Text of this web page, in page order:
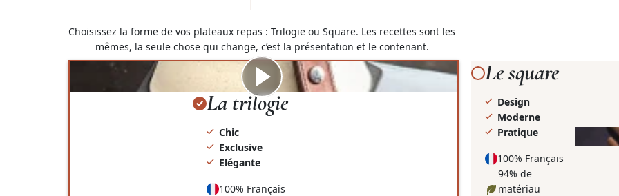
Choisissez la forme de vos plateaux repas : Trilogie ou Square. Les recettes sont les
mêmes, la seule chose qui change, c’est la présentation et le contenant.
Visionner
La trilogie
Chic
Exclusive
Elégante
100% Français
Visionner
la
Le square
Design
Moderne
Pratique
100% Français
94% de
matériau